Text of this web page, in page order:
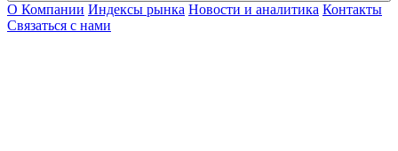
О Компании Индексы рынка Новости и аналитика Контакты
Связаться с нами